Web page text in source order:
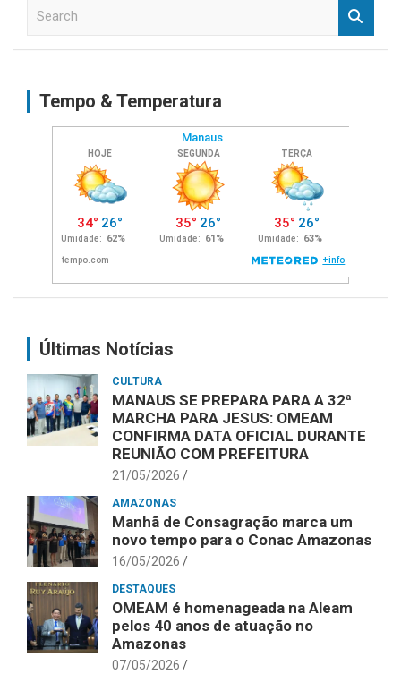
Tempo & Temperatura
Últimas Notícias
CULTURA
MANAUS SE PREPARA PARA A 32ª
MARCHA PARA JESUS: OMEAM
CONFIRMA DATA OFICIAL DURANTE
REUNIÃO COM PREFEITURA
21/05/2026
AMAZONAS
Manhã de Consagração marca um
novo tempo para o Conac Amazonas
16/05/2026
DESTAQUES
OMEAM é homenageada na Aleam
pelos 40 anos de atuação no
Amazonas
07/05/2026